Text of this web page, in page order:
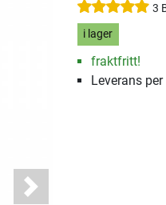
Next
3
i lager
fraktfritt!
Leverans per